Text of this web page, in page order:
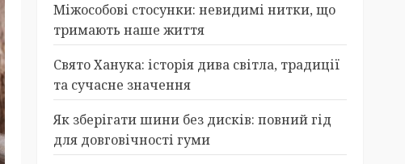
Міжособові стосунки: невидимі нитки, що
тримають наше життя
Свято Ханука: історія дива світла, традиції
та сучасне значення
Як зберігати шини без дисків: повний гід
для довговічності гуми